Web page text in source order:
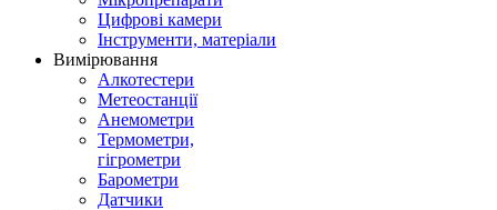
Цифрові камери
Інструменти, матеріали
Вимірювання
Алкотестери
Метеостанції
Анемометри
Термометри,
гігрометри
Барометри
Датчики